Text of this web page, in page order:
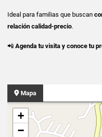
Ideal para familias que buscan
relación calidad-precio.
📲 Agenda tu visita y conoce tu
Mapa
+
−